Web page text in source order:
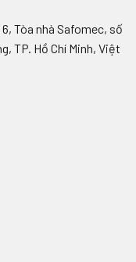
Tòa nhà Safomec, số
TP. Hồ Chí Minh, Việt